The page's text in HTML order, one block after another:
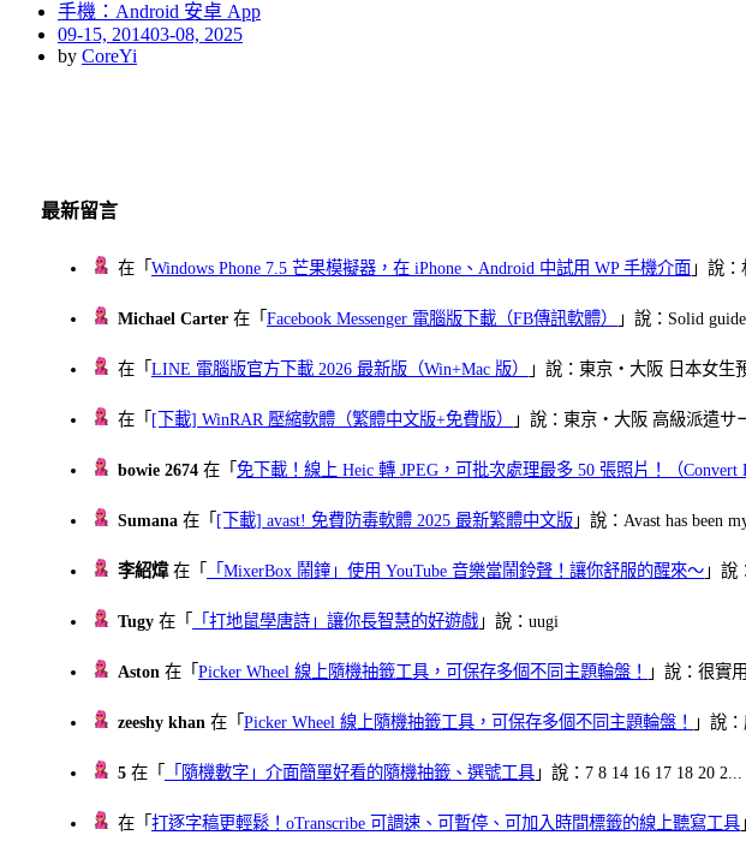
手機：Android 安卓 App
Posted
on
09-15, 201403-08, 2025
by CoreYi
最新留言
在「Windows Phone 7.5 芒果模擬器，在 iPhone、Android 中試用 WP 手機介面 」說
Michael Carter 在「Facebook Messenger 電腦版下載（FB傳訊軟體） 」說：Solid
在「LINE 電腦版官方下載 2026 最新版（Win+Mac 版） 」說：東京・大阪 日本女生
在「 [下載] WinRAR 壓縮軟體（繁體中文版+免費版） 」說：東京・大阪 高級派遣サ
bowie 2674 在「免下載！線上 Heic 轉 JPEG，可批次處理最多 50 張照片！（Convert
Sumana 在「 [下載] avast! 免費防毒軟體 2025 最新繁體中文版 」說：Avast has been
李紹煒在「 「MixerBox 鬧鐘」使用 YouTube 音樂當鬧鈴聲！讓你舒服的醒來～ 」說
Tugy 在「 「打地鼠學唐詩」讓你長智慧的好遊戲 」說：uugi
Aston 在「Picker Wheel 線上隨機抽籤工具，可保存多個不同主題輪盤！ 」說：很實
zeeshy khan 在「Picker Wheel 線上隨機抽籤工具，可保存多個不同主題輪盤！ 」說
5 在「 「隨機數字」介面簡單好看的隨機抽籤、選號工具 」說：7 8 14 16 17 18 20 2...
在「打逐字稿更輕鬆！oTranscribe 可調速、可暫停、可加入時間標籤的線上聽寫工具